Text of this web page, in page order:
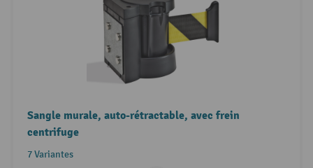
Sangle murale, auto-rétractable, avec frein
centrifuge
7 Variantes